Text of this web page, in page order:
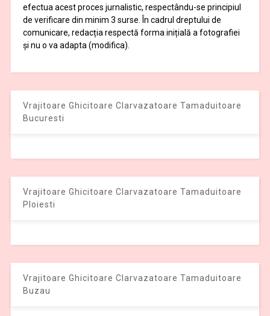
efectua acest proces jurnalistic, respectându-se principiul
de verificare din minim 3 surse. În cadrul dreptului de
comunicare, redacția respectă forma inițială a fotografiei
și nu o va adapta (modifica).
Vrajitoare Ghicitoare Clarvazatoare Tamaduitoare
Bucuresti
Vrajitoare Ghicitoare Clarvazatoare Tamaduitoare
Ploiesti
Vrajitoare Ghicitoare Clarvazatoare Tamaduitoare
Buzau